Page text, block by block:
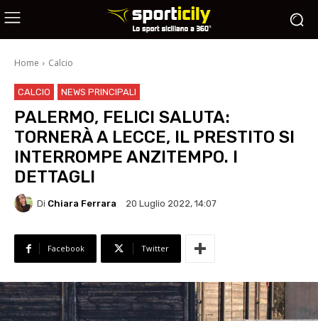
Home Calcio
CALCIO NEWS PRINCIPALI
PALERMO, FELICI SALUTA:
TORNERÀ A LECCE, IL PRESTITO SI
INTERROMPE ANZITEMPO. I
DETTAGLI
Di Chiara Ferrara 20 Luglio 2022, 14:07
Facebook Twitter